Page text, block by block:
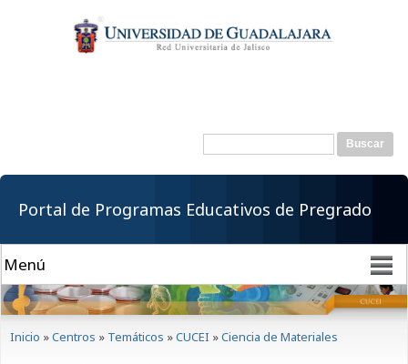
contenido
principal
Formulario de
Buscar
Portal de Programas Educativos de Pregrado
Inicio »Centros » Temáticos »CUCEI »Ciencia de Materiales